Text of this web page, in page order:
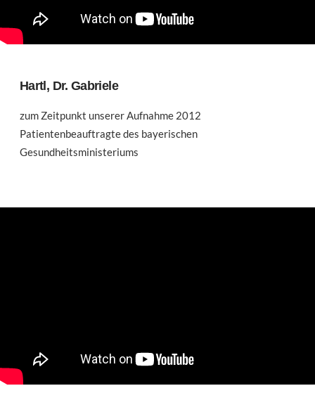
Hartl, Dr. Gabriele
zum Zeitpunkt unserer Aufnahme 2012
Patientenbeauftragte des bayerischen
Gesundheitsministeriums